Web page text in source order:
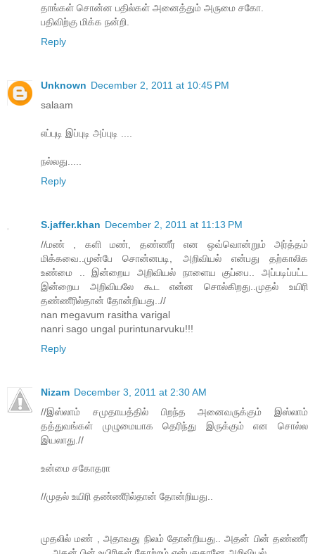
தாங்கள் சொன்ன பதில்கள் அனைத்தும் அருமை சகோ.
பதிவிற்கு மிக்க நன்றி.
Reply
Unknown December 2, 2011 at 10:45 PM
salaam
எப்புடி இப்புடி அப்புடி ....
நல்லது.....
Reply
S.jaffer.khan December 2, 2011 at 11:13 PM
//மண் , களி மண், தண்ணீர் என ஒவ்வொன்றும் அர்த்தம்
மிக்கவை..முன்பே சொன்னபடி, அறிவியல் என்பது தற்காலிக
உண்மை .. இன்றைய அறிவியல் நாளைய குப்பை.. அப்படிப்பட்ட
இன்றைய அறிவியலே கூட என்ன சொல்கிறது..முதல் உயிரி
தண்ணீரில்தான் தோன்றியது..//
nan megavum rasitha varigal
nanri sago ungal purintunarvuku!!!
Reply
Nizam December 3, 2011 at 2:30 AM
//இஸ்லாம் சமுதாயத்தில் பிறந்த அனைவருக்கும் இஸ்லாம்
தத்துவங்கள் முழுமையாக தெரிந்து இருக்கும் என சொல்ல
இயலாது.//
உன்மை சகோதரா
//முதல் உயிரி தண்ணீரில்தான் தோன்றியது..
முதலில் மண் , அதாவது நிலம் தோன்றியது.. அதன் பின் தண்ணீர்